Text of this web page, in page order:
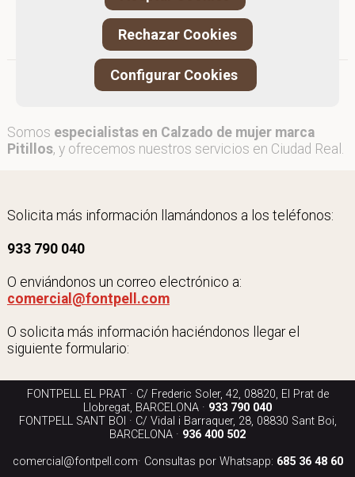
partir del lunes.
Somos especialistas en Calzado de mujer marca
Pitillos, y ofrecemos nuestros servicios en Ciudad Real.
Solicita más información llamándonos a los teléfonos:
933 790 040
O enviándonos un correo electrónico a:
comercial@fontpell.com
O solicita más información haciéndonos llegar el
siguiente formulario:
FONTPELL EL PRAT · C/ Frederic Soler, 42, 08820, El Prat de
Llobregat, BARCELONA · 933 790 040
FONTPELL SANT BOI · C/ Vidal i Barraquer, 28, 08830 Sant Boi,
BARCELONA · 936 400 502
comercial@fontpell.com· Consultas por Whatsapp: 685 36 48 60
Rechazar Cookies
Configurar Cookies